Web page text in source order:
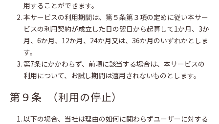
用することができます。
本サービスの利用期間は、第５条第３項の定めに従い本サー
ビスの利用契約が成立した日の翌日から起算して1か月、3か
月、6か月、12か月、24か月又は、36か月のいずれかとしま
す。
第7条にかかわらず、前項に該当する場合は、本サービスの
利用について、お試し期間は適用されないものとします。
第９条 （利用の停止）
以下の場合、当社は理由の如何に関わらずユーザーに対する